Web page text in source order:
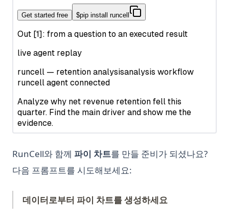
OpenLLM: Easily Take Control of Large Language Models
OpenLLM: 큰 언어 모델 쉽게 제어하기
OpenLLaMA: LLaMA 큰 언어 모델의 오픈 소스 재현
OpenLLaMA: The Open-Source Reproduction of LLaMA
Large Language Model
Orca 13B: the New Open Source Rival for GPT-4 from
Orca 13B: 마이크로소프트의 GPT-4 새로운 오픈소스 라이벌
Personalized GPT: How to Find Tune Your Own GPT Model
PrivateGPT: 오프라인 GPT-4 보안 및 개인 정보 보호
Quick View of OpenAI o1
pandas-query
데이터 분석을 위한 Pandas Shift 메소드 사용 방법: 포괄적인 가
이드
파이썬에서 딕셔너리를 데이터프레임으로 변환하는 방법 | 판다
판다 Pandas의 to_datetime 함수를 사용하여 데이터 처리하기
판다스 2.0: 알아야 할 새로운 기능
판다스 시각화: 단계별 튜토리얼
판다스 열 재정렬: 효율적인 데이터프레임 조작 기술
판다스 열에서 리스트 언팩킹하기: 포괄적인 가이드
판다스 크로스탭(Crosstab): 파이썬에서 간단한 교차표 만들기
Python Random: 난수, 선택, 샘플 생성하기
in Python
Python Requests Library: Complete Guide to HTTP Requests
Python Requests 라이브러리: Python에서 HTTP 요청을 위한
Python Reverse Range 사용 방법: 쉬운 가이드
Python SQLite3 Tutorial: Complete Guide to SQLite
Python SQLite3 튜토리얼: Python에서 SQLite 데이터베이스 완
전 정복 가이드
Python Sort: Complete Guide to sorted(), list.sort(), and
Custom Sorting
RunCell와 함께 파이 차트를 만들 준비가 되셨나요?
다음 프롬프트를 시도해보세요:
데이터로부터 파이 차트를 생성하세요